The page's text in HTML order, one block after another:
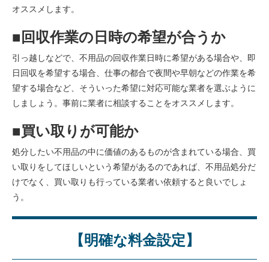
オススメします。
■回収作業の日時の希望が合うか
引っ越しなどで、不用品の回収作業日時に希望がある場合や、即
日回収を希望する場合、仕事の都合で夜間や早朝などの作業を希
望する場合など、そういった希望に対応可能な業者を選ぶように
しましょう。事前に業者に相談することをオススメします。
■買い取りが可能か
処分したい不用品の中に価値のあるものが含まれている場合、買
い取りをしてほしいという希望があるのであれば、不用品処分だ
けでなく、買い取りも行っている業者い依頼すると良いでしょ
う。
【明確な料金設定】